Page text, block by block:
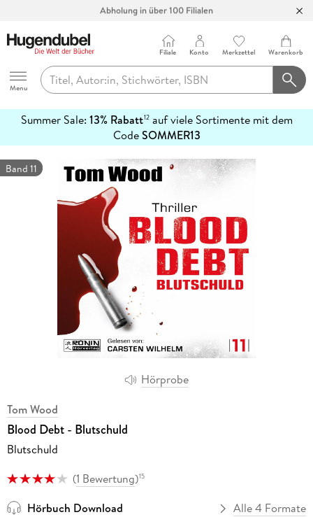
Abholung in über 100 Filialen
Hugendubel
Menu
Filiale Konto Merkzettel Warenkorb
Summer Sale: 13% Rabatt12auf viele Sortimente mit dem
CodeSOMMER13
erfahren
Hörprobe
Band 11
Tom Wood
Blood Debt - Blutschuld
Blutschuld
(1 Bewertung)15
Hörbuch Download Alle 4 Formate